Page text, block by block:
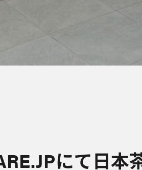
にて日本